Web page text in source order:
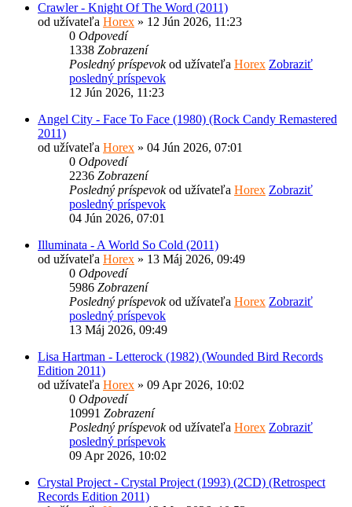
Crawler - Knight Of The Word (2011)
od užívateľa Horex » 12 Jún 2026, 11:23
0 Odpovedí
1338 Zobrazení
Posledný príspevokod užívateľa Horex Zobraziť
posledný príspevok
12 Jún 2026, 11:23
Angel City - Face To Face (1980) (Rock Candy Remastered
2011)
od užívateľa Horex » 04 Jún 2026, 07:01
0 Odpovedí
2236 Zobrazení
Posledný príspevokod užívateľa Horex Zobraziť
posledný príspevok
04 Jún 2026, 07:01
Illuminata - A World So Cold (2011)
od užívateľa Horex » 13 Máj 2026, 09:49
0 Odpovedí
5986 Zobrazení
Posledný príspevokod užívateľa Horex Zobraziť
posledný príspevok
13 Máj 2026, 09:49
Lisa Hartman - Letterock (1982) (Wounded Bird Records
Edition 2011)
od užívateľa Horex » 09 Apr 2026, 10:02
0 Odpovedí
10991 Zobrazení
Posledný príspevokod užívateľa Horex Zobraziť
posledný príspevok
09 Apr 2026, 10:02
Crystal Project - Crystal Project (1993) (2CD) (Retrospect
Records Edition 2011)